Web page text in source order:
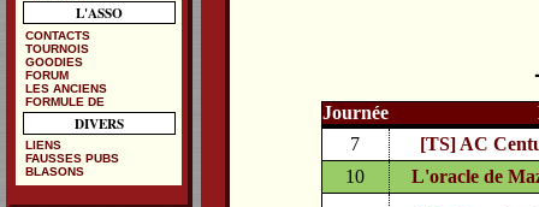
Journée
7
[TS] AC
10
L'oracle de
L'ASSO
CONTACTS
TOURNOIS
GOODIES
FORUM
LES ANCIENS
FORMULE DE
DIVERS
LIENS
FAUSSES PUBS
BLASONS